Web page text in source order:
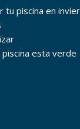
tu piscina en
piscina esta verde